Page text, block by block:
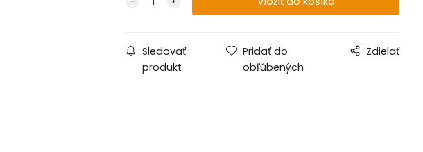
Sledovať
produkt
Pridať do
obľúbených
Zdielať